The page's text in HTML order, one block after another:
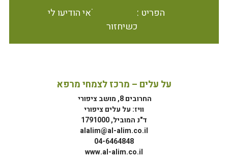
הפריט אינו זמין במלאי הודיעו לי
כשיחזור
על עלים – מרכז לצמחי מרפא
החרובים 8, מושב ציפורי
וויז: על עלים ציפורי
ד"נ המוביל, 1791000
alalim@al-alim.co.il
04-6464848
www.al-alim.co.il